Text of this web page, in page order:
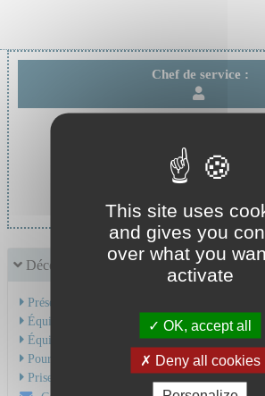
Chef de service :
Chef de service :
Découvrir le service
Présentation de l'activité
Équipe Médicale
Équipe Soignante
Pour une hospitalisation
Prise en charge du cancer
This site uses
and gives you
over what you
activate
OK, accept all
Deny all cookies